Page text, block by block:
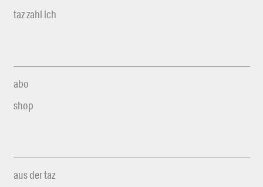
taz zahl ich
abo
shop
aus der taz